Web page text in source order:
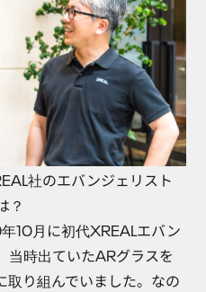
社のエバンジェリスト
？
10月に初代XREALエバン
当時出ていたARグラスを
取り組んでいました。なの